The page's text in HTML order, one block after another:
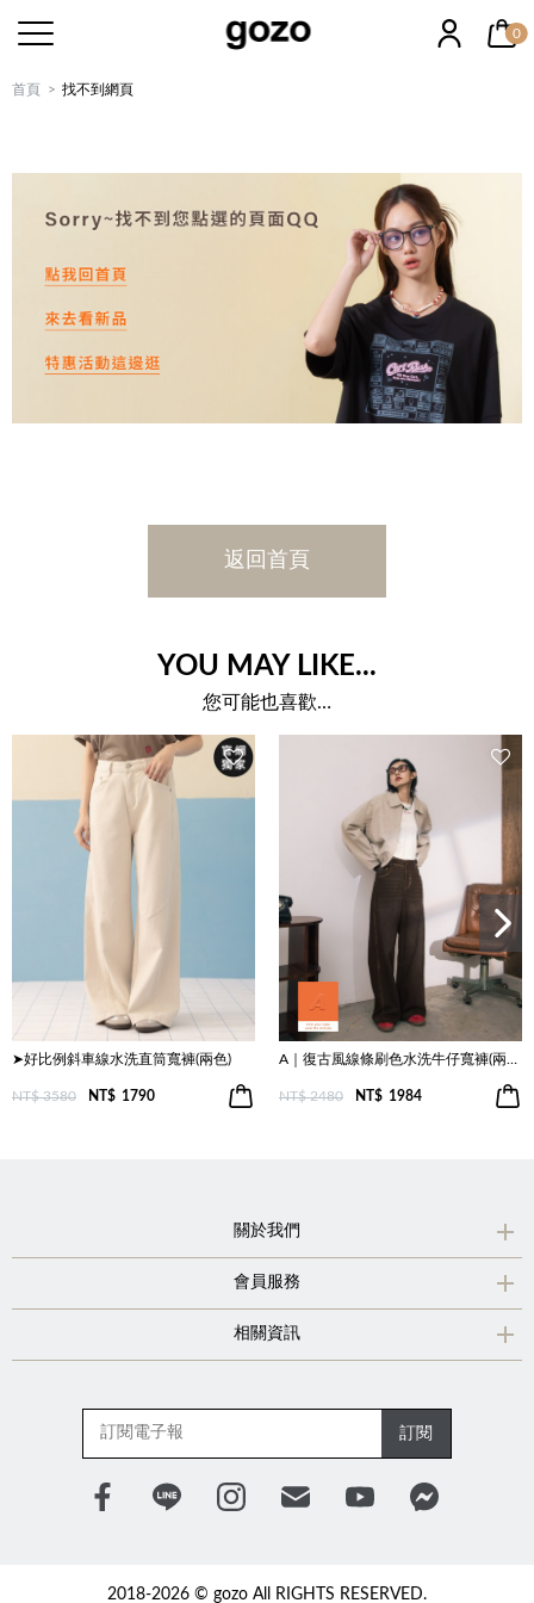
0
首頁 找不到網頁
返回首頁
YOU MAY LIKE...
您可能也喜歡…
➤好比例斜車線水洗直筒寬褲(兩色)
NT$ 3580 NT$ 1790
A｜復古風線條刷色水洗牛仔寬褲(兩色)
NT$ 2480 NT$ 1984
關於我們
會員服務
相關資訊
訂閱
2018-2026 © gozo All RIGHTS RESERVED.